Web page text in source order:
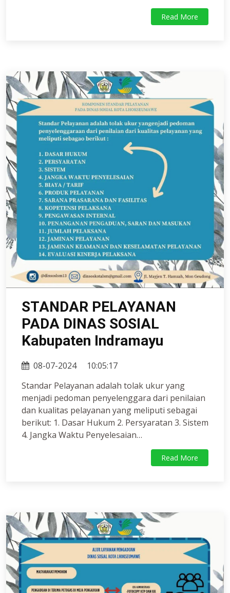
Read More
STANDAR PELAYANAN
PADA DINAS SOSIAL
Kabupaten Indramayu
08-07-2024
10:05:17
Standar Pelayanan adalah tolak ukur yang
menjadi pedoman penyelenggara dari penilaian
dan kualitas pelayanan yang meliputi sebagai
berikut: 1. Dasar Hukum 2. Persyaratan 3. Sistem
4. Jangka Waktu Penyelesaian…
Read More